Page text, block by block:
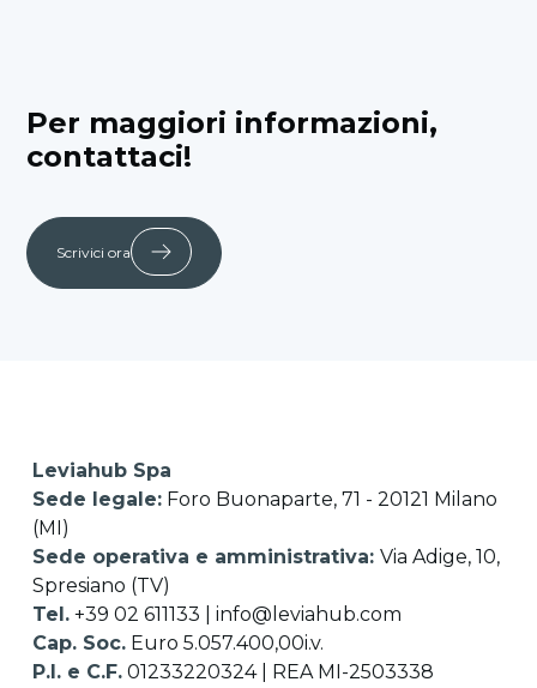
Per maggiori informazioni,
contattaci!
Scrivici ora
Leviahub Spa
Sede legale: Foro Buonaparte, 71 - 20121 Milano
(MI)
Sede operativa e amministrativa: Via Adige, 10,
Spresiano (TV)
Tel. +39 02 611133 |info@leviahub.com
Cap. Soc. Euro 5.057.400,00i.v.
P.I. e C.F. 01233220324 | REA MI-2503338